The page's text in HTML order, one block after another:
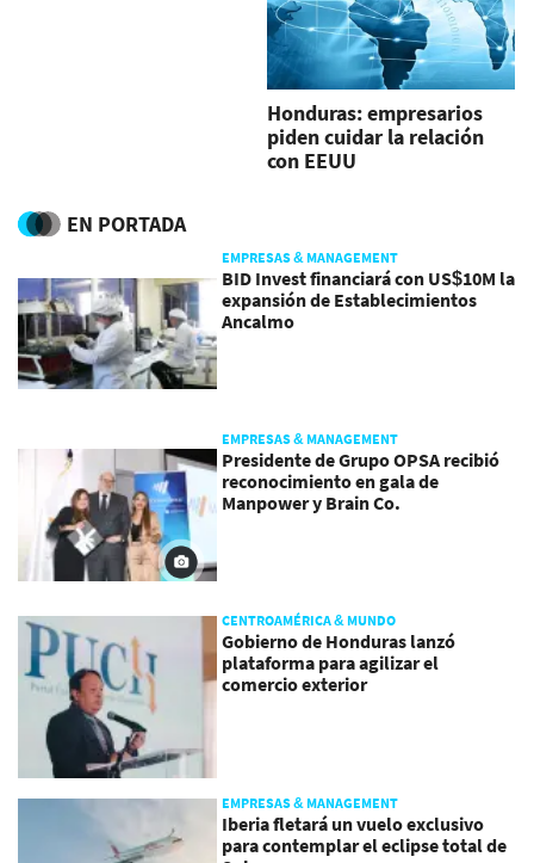
Honduras: empresarios
piden cuidar la relación
con EEUU
EN PORTADA
EMPRESAS & MANAGEMENT
BID Invest financiará con US$10M la
expansión de Establecimientos
Ancalmo
EMPRESAS & MANAGEMENT
Presidente de Grupo OPSA recibió
reconocimiento en gala de
Manpower y Brain Co.
CENTROAMÉRICA & MUNDO
Gobierno de Honduras lanzó
plataforma para agilizar el
comercio exterior
EMPRESAS & MANAGEMENT
Iberia fletará un vuelo exclusivo
para contemplar el eclipse total de